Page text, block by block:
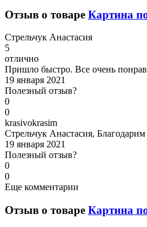
Отзыв о товаре Картина
Стрельчук Анастасия
5
отлично
Пришло быстро. Все очень
19 января 2021
Полезный отзыв?
0
0
krasivokrasim
Стрельчук Анастасия,
19 января 2021
Полезный отзыв?
0
0
Еще комментарии
Отзыв о товаре Картина